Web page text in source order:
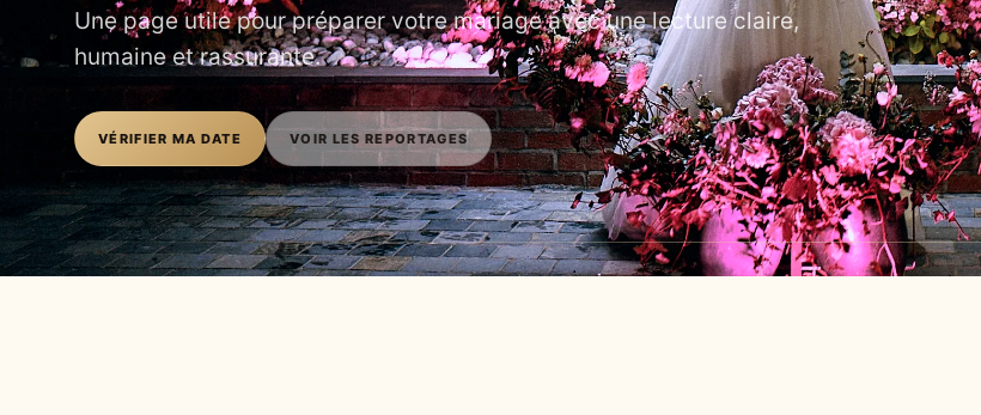
Une page utile pour préparer votre mariage avec une lecture claire,
humaine et rassurante.
VÉRIFIER MA DATE VOIR LES REPORTAGES